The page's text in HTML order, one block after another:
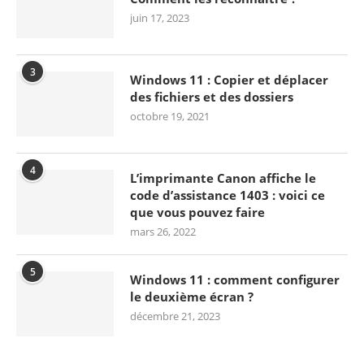
juin 17, 2023
3
Windows 11 : Copier et déplacer
des fichiers et des dossiers
octobre 19, 2021
4
L’imprimante Canon affiche le
code d’assistance 1403 : voici ce
que vous pouvez faire
mars 26, 2022
5
Windows 11 : comment configurer
le deuxième écran ?
décembre 21, 2023